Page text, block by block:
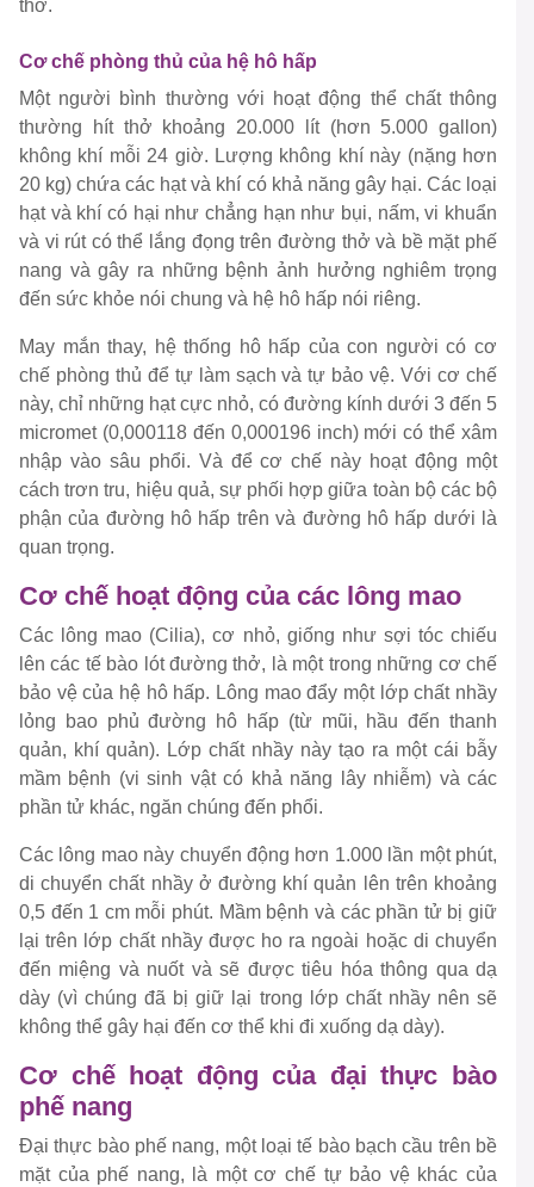
thở.
Cơ chế phòng thủ của hệ hô hấp
Một người bình thường với hoạt động thể chất thông
thường hít thở khoảng 20.000 lít (hơn 5.000 gallon)
không khí mỗi 24 giờ. Lượng không khí này (nặng hơn
20 kg) chứa các hạt và khí có khả năng gây hại. Các loại
hạt và khí có hại như chẳng hạn như bụi, nấm, vi khuẩn
và vi rút có thể lắng đọng trên đường thở và bề mặt phế
nang và gây ra những bệnh ảnh hưởng nghiêm trọng
đến sức khỏe nói chung và hệ hô hấp nói riêng.
May mắn thay, hệ thống hô hấp của con người có cơ
chế phòng thủ để tự làm sạch và tự bảo vệ. Với cơ chế
này, chỉ những hạt cực nhỏ, có đường kính dưới 3 đến 5
micromet (0,000118 đến 0,000196 inch) mới có thể xâm
nhập vào sâu phổi. Và để cơ chế này hoạt động một
cách trơn tru, hiệu quả, sự phối hợp giữa toàn bộ các bộ
phận của đường hô hấp trên và đường hô hấp dưới là
quan trọng.
Cơ chế hoạt động của các lông mao
Các lông mao (Cilia), cơ nhỏ, giống như sợi tóc chiếu
lên các tế bào lót đường thở, là một trong những cơ chế
bảo vệ của hệ hô hấp. Lông mao đẩy một lớp chất nhầy
lỏng bao phủ đường hô hấp (từ mũi, hầu đến thanh
quản, khí quản). Lớp chất nhầy này tạo ra một cái bẫy
mầm bệnh (vi sinh vật có khả năng lây nhiễm) và các
phần tử khác, ngăn chúng đến phổi.
Các lông mao này chuyển động hơn 1.000 lần một phút,
di chuyển chất nhầy ở đường khí quản lên trên khoảng
0,5 đến 1 cm mỗi phút. Mầm bệnh và các phần tử bị giữ
lại trên lớp chất nhầy được ho ra ngoài hoặc di chuyển
đến miệng và nuốt và sẽ được tiêu hóa thông qua dạ
dày (vì chúng đã bị giữ lại trong lớp chất nhầy nên sẽ
không thể gây hại đến cơ thể khi đi xuống dạ dày).
Cơ chế hoạt động của đại thực bào
phế nang
Đại thực bào phế nang, một loại tế bào bạch cầu trên bề
mặt của phế nang, là một cơ chế tự bảo vệ khác của